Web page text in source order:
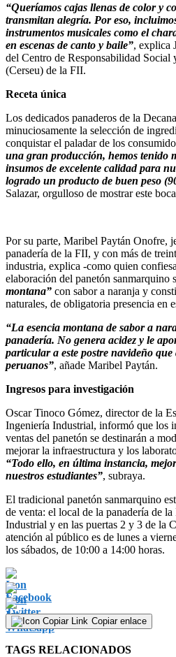
“Queríamos cajas llenas de color y
transmitan alegría. Por eso,
instrumentos musicales como el
en escenas de canto y baile”, explica
del Centro de Responsabilidad
(Cerseu) de la FII.
Receta única
Los dedicados panaderos de la
minuciosamente la selección de
conquistar el paladar de los
una gran producción, hemos tenido
insumos de excelente calidad para
logrado un producto de buen peso
Salazar, orgulloso de mostrar este
Por su parte, Maribel Paytán Onofre,
panadería de la FII, y con más de
industria, explica -como quien
elaboración del panetón sanmarquino
montana” con sabor a naranja y
naturales, de obligatoria presencia en
“La esencia montana de sabor a
panadería. No genera acidez y le
particular a este postre navideño que
peruanos”, añade Maribel Paytán.
Ingresos para investigación
Oscar Tinoco Gómez, director de la
Ingeniería Industrial, informó que los
ventas del panetón se destinarán a
mejorar la infraestructura y los
“Todo ello, en última instancia,
nuestros estudiantes”, subraya.
El tradicional panetón sanmarquino
de venta: el local de la panadería de
Industrial y en las puertas 2 y 3 de la
atención al público es de lunes a
los sábados, de 10:00 a 14:00 horas.
Copiar enlace
TAGS RELACIONADOS